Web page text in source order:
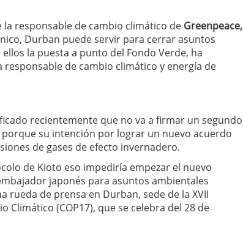
responsable de cambio climático de Greenpeace,
Durban puede servir para cerrar asuntos
la puesta a punto del Fondo Verde, ha
responsable de cambio climático y energía de
recientemente que no va a firmar un segundo
su intención por lograr un nuevo acuerdo
de gases de efecto invernadero.
de Kioto eso impediría empezar el nuevo
japonés para asuntos ambientales
rueda de prensa en Durban, sede de la XVII
Climático (COP17), que se celebra del 28 de